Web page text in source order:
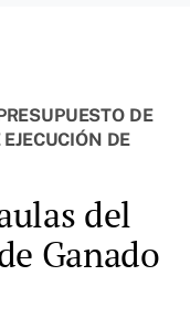
DE
DE
del
Ganado